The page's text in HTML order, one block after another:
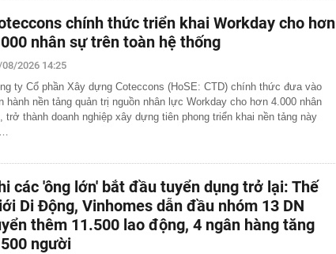
vỡ hộp giấy, khách sạn đòi đền 3,3 triệu đồng
dưỡng sang trọng nơi tổ chức hôn lễ của Ronaldo -
gần 40 triệu đồng/đêm, có quản gia riêng và hồ bơi vô
thái không ngờ với nền kinh tế 23.000 tỷ USD, phá vỡ
năm
cấp bảo mẫu Triệu Thị Tâm SN 1971
sát tiến độ giải ngân vốn đầu tư công
chính thức triển khai Workday cho hơn
nhân sự trên toàn hệ thống
2026 14:25
ty Cổ phần Xây dựng Coteccons (HoSE: CTD) chính thức đưa vào
hành nền tảng quản trị nguồn nhân lực Workday cho hơn 4.000 nhân
trở thành doanh nghiệp xây dựng tiên phong triển khai nền tảng này
các 'ông lớn' bắt đầu tuyển dụng trở lại: Thế
Di Động, Vinhomes dẫn đầu nhóm 13 DN
thêm 11.500 lao động, 4 ngân hàng tăng
người